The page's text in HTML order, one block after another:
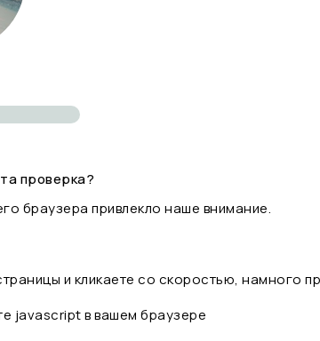
проверка?
браузера привлекло наше внимание.
и кликаете со скоростью, намного
javascript в вашем браузере